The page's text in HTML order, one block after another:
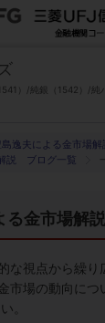
島逸夫による金市場解
説 ブログ一覧
る金市場解説
な視点から繰
市場の動向につ
。
）/純銀（1542）/純
金の果実シリ
特徴とメリ
各種お手続
ブログ
ご質問 お問